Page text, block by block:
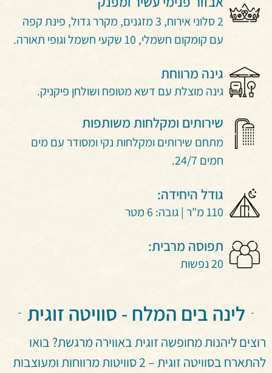
2 סלוני אירוח, 3 מזגנים, מקרר גדול, פינת קפה
עם קומקום חשמלי, 10 שקעי חשמל וגופי תאורה.
גינה מרווחת
גינה מוצלת עם דשא מטופח ושולחן פיקניק.
שירותים ומקלחות משותפות
מתחם שירותים ומקלחות נקי ומסודר עם מים
חמים 24/7.
גודל היחידה:
110 מ"ר | גובה: 6 מטר
תפוסה מרבית:
20 נפשות
לינה בים המלח - סוויטה זוגית
רוצים ליהנות מחופשה זוגית באווירה מרגשת? בואו
להתארח בסוויטה זוגית – 2 סוויטות מרווחות ומעוצבות